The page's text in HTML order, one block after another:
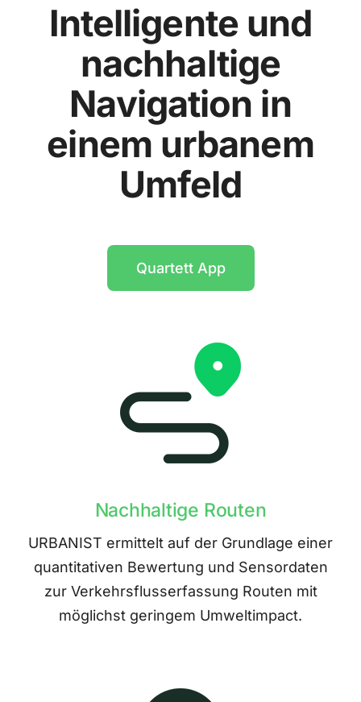
Intelligente und
nachhaltige
Navigation in
einem urbanem
Umfeld
Quartett App
Nachhaltige Routen
URBANIST ermittelt auf der Grundlage einer
quantitativen Bewertung und Sensordaten
zur Verkehrsflusserfassung Routen mit
möglichst geringem Umweltimpact.